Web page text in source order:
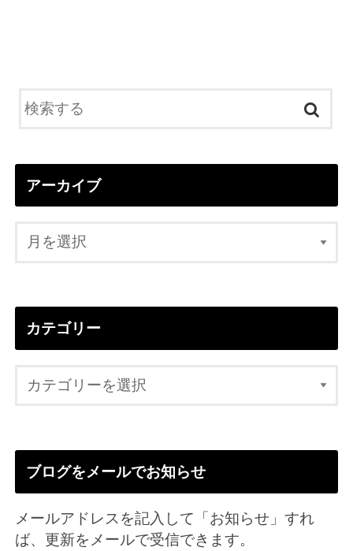
アーカイブ
カテゴリー
ブログをメールでお知らせ
メールアドレスを記入して「お知らせ」すれ
ば、更新をメールで受信できます。